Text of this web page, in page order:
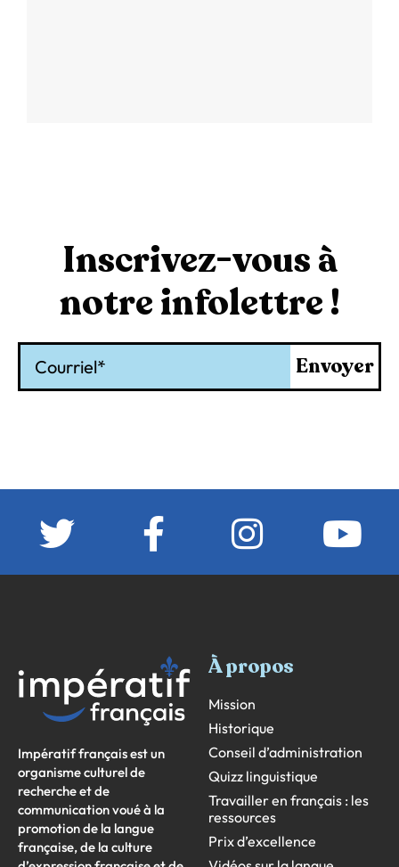
Inscrivez-vous à
notre infolettre !
Envoyer
Impératif français est un
organisme culturel de
recherche et de
communication voué à la
promotion de la langue
française, de la culture
À propos
Mission
Historique
Conseil d’administration
Quizz linguistique
Travailler en français : les
ressources
Prix d’excellence